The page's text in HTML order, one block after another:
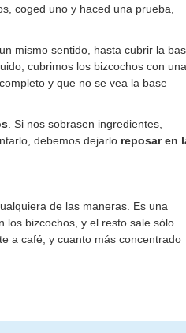
coged uno y haced una prueba,
mismo sentido, hasta cubrir la
cubrimos los bizcochos con una
y que no se vea la base
. Si nos sobrasen ingredientes,
debemos dejarlo reposar en
de las maneras. Es una
bizcochos, y el resto sale sólo.
a café, y cuanto más concentrado